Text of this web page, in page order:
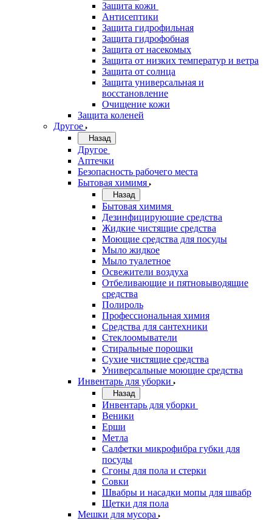
Защита кожи
Антисептики
Защита гидрофильная
Защита гидрофобная
Защита от насекомых
Защита от низких температур и ветра
Защита от солнца
Защита универсальная и
восстановление
Очищение кожи
Защита коленей
Другое
Назад
Другое
Аптечки
Безопасность рабочего места
Бытовая химимя
Назад
Бытовая химимя
Дезинфицирующие средства
Жидкие чистящие средства
Моющие средства для посуды
Мыло жидкое
Мыло туалетное
Освежители воздуха
Отбеливающие и пятновыводящие
средства
Полироль
Профессиональная химия
Средства для сантехники
Стеклоомыватели
Стиральные порошки
Сухие чистящие средства
Универсальные моющие средства
Инвентарь для уборки
Назад
Инвентарь для уборки
Веники
Ерши
Метла
Салфетки микрофибра губки для
посуды
Сгоны для пола и стерки
Совки
Швабры и насадки мопы для швабр
Щетки для пола
Мешки для мусора